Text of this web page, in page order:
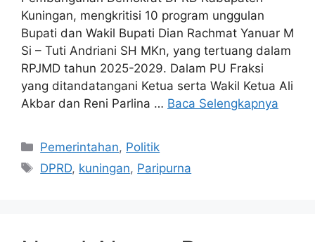
Kuningan, mengkritisi 10 program unggulan
Bupati dan Wakil Bupati Dian Rachmat Yanuar M
Si – Tuti Andriani SH MKn, yang tertuang dalam
RPJMD tahun 2025-2029. Dalam PU Fraksi
yang ditandatangani Ketua serta Wakil Ketua Ali
Akbar dan Reni Parlina … Baca Selengkapnya
Kategori
Pemerintahan, Politik
Tag
DPRD, kuningan, Paripurna